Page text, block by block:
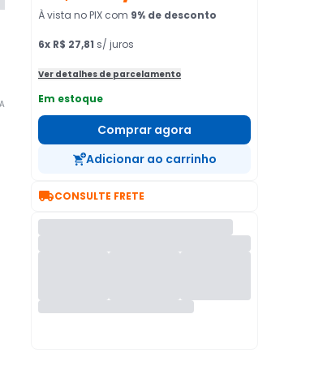
À vista no PIX com 9% de desconto
6x R$ 27,81 s/ juros
Ver detalhes de parcelamento
Em estoque
Comprar agora
Adicionar ao carrinho
CONSULTE FRETE